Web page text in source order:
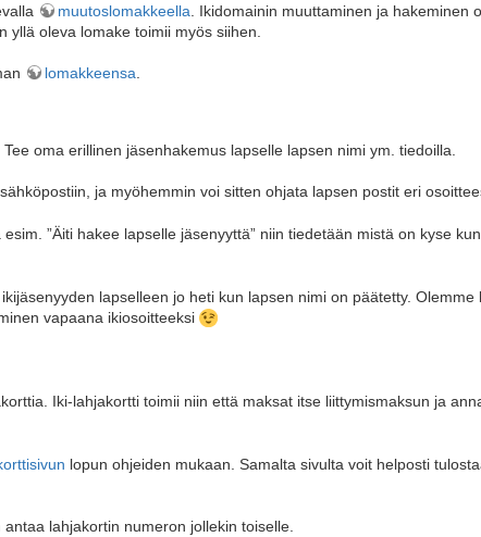
muutoslomakkeella . Ikidomainin muuttaminen ja hakeminen
oleva lomake toimii myös siihen.
lomakkeensa
oma erillinen jäsenhakemus lapselle lapsen nimi ym. tiedoilla.
ja myöhemmin voi sitten ohjata lapsen postit eri
”Äiti hakee lapselle jäsenyyttä” niin tiedetään mistä on kyse
lapselleen jo heti kun lapsen nimi on päätetty. Olemme
vapaana ikiosoitteeksi
Iki-lahjakortti toimii niin että maksat itse liittymismaksun ja
lopun ohjeiden mukaan. Samalta sivulta voit helposti
lahjakortin numeron jollekin toiselle.